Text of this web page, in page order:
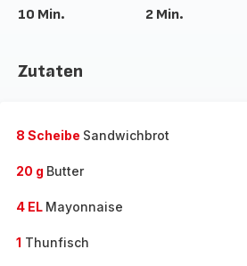
10 Min. 2 Min.
Zutaten
8 Scheibe Sandwichbrot
20 g Butter
4 EL Mayonnaise
1 Thunfisch